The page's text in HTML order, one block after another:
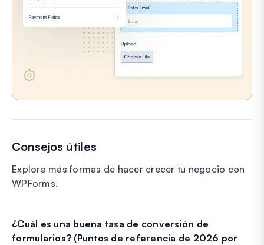
Consejos útiles
Explora más formas de hacer crecer tu negocio con
WPForms.
¿Cuál es una buena tasa de conversión de
formularios? (Puntos de referencia de 2026 por